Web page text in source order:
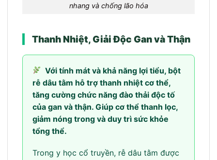
nhang và chống lão hóa
Thanh Nhiệt, Giải Độc Gan và Thận
Với tính mát và khả năng lợi tiểu, bột
rễ dâu tằm hỗ trợ thanh nhiệt cơ thể,
tăng cường chức năng đào thải độc tố
của gan và thận. Giúp cơ thể thanh lọc,
giảm nóng trong và duy trì sức khỏe
tổng thể.
Trong y học cổ truyền, rễ dâu tằm được